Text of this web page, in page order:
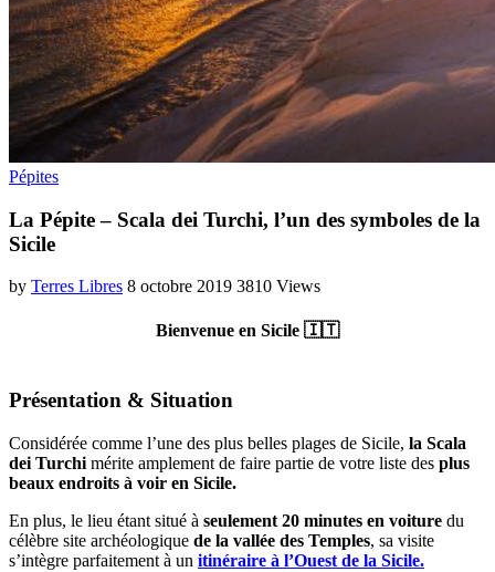
Pépites
La Pépite – Scala dei Turchi, l’un des symboles de la
Sicile
by Terres Libres 8 octobre 2019 3810 Views
Bienvenue en Sicile 🇮🇹
Présentation & Situation
Considérée comme l’une des plus belles plages de Sicile, la Scala
dei Turchi mérite amplement de faire partie de votre liste des plus
beaux endroits à voir en Sicile.
En plus, le lieu étant situé à seulement 20 minutes en voiture du
célèbre site archéologique de la vallée des Temples, sa visite
s’intègre parfaitement à un itinéraire à l’Ouest de la Sicile.